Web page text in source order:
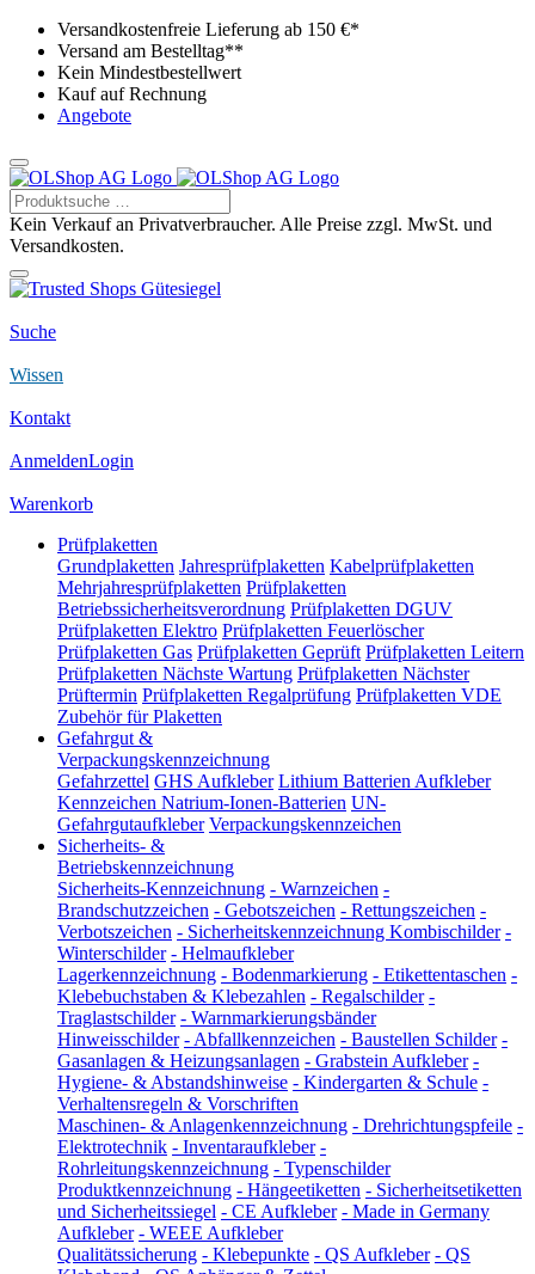
Versandkostenfreie Lieferung ab 150 €*
Versand am Bestelltag**
Kein Mindestbestellwert
Kauf auf Rechnung
Angebote
Kein Verkauf an Privatverbraucher. Alle Preise zzgl. MwSt. und
Versandkosten.
Suche
Wissen
Kontakt
AnmeldenLogin
Warenkorb
Prüfplaketten
Grundplaketten Jahresprüfplaketten Kabelprüfplaketten
Mehrjahresprüfplaketten Prüfplaketten
Betriebssicherheitsverordnung Prüfplaketten DGUV
Prüfplaketten Elektro Prüfplaketten Feuerlöscher
Prüfplaketten Gas Prüfplaketten Geprüft Prüfplaketten Leitern
Prüfplaketten Nächste Wartung Prüfplaketten Nächster
Prüftermin Prüfplaketten Regalprüfung Prüfplaketten VDE
Zubehör für Plaketten
Gefahrgut &
Verpackungskennzeichnung
Gefahrzettel GHS Aufkleber Lithium Batterien Aufkleber
Kennzeichen Natrium-Ionen-Batterien UN-
Gefahrgutaufkleber Verpackungskennzeichen
Sicherheits- &
Betriebskennzeichnung
Sicherheits-Kennzeichnung - Warnzeichen -
Brandschutzzeichen - Gebotszeichen - Rettungszeichen -
Verbotszeichen - Sicherheitskennzeichnung Kombischilder -
Winterschilder - Helmaufkleber
Lagerkennzeichnung - Bodenmarkierung - Etikettentaschen -
Klebebuchstaben & Klebezahlen - Regalschilder -
Traglastschilder - Warnmarkierungsbänder
Hinweisschilder - Abfallkennzeichen - Baustellen Schilder -
Gasanlagen & Heizungsanlagen - Grabstein Aufkleber -
Hygiene- & Abstandshinweise - Kindergarten & Schule -
Verhaltensregeln & Vorschriften
Maschinen- & Anlagenkennzeichnung - Drehrichtungspfeile -
Elektrotechnik - Inventaraufkleber -
Rohrleitungskennzeichnung - Typenschilder
Produktkennzeichnung - Hängeetiketten - Sicherheitsetiketten
und Sicherheitssiegel - CE Aufkleber - Made in Germany
Aufkleber - WEEE Aufkleber
Qualitätssicherung - Klebepunkte - QS Aufkleber - QS